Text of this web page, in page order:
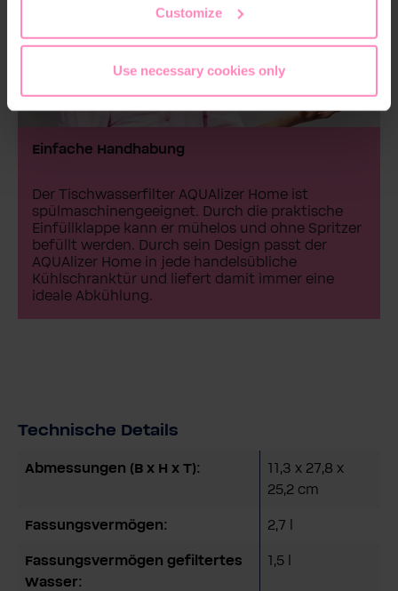
Customize
Use necessary cookies only
Einfache Handhabung
Der Tischwasserfilter AQUAlizer Home ist
spülmaschinengeeignet. Durch die praktische
Einfüllklappe kann er mühelos und ohne Spritzer
befüllt werden. Durch sein Design passt der
AQUAlizer Home in jede handelsübliche
Kühlschranktür und liefert damit immer eine
ideale Abkühlung.
Technische Details
Abmessungen (B x H x T):
11,3 x 27,8 x
25,2 cm
Fassungsvermögen: 2,7 l
Fassungsvermögen gefiltertes
Wasser:
1,5 l